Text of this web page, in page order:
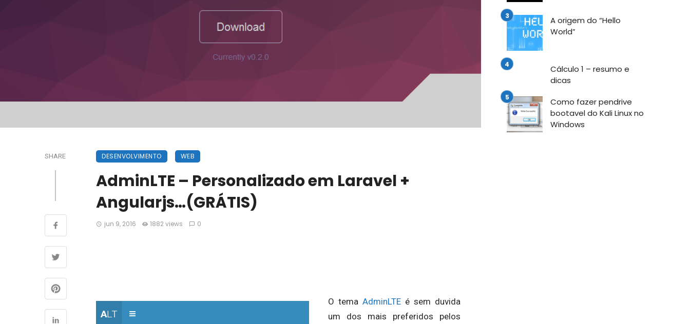
SHARE DESENVOLVIMENTO WEB
AdminLTE – Personalizado em Laravel +
Angularjs…(GRÁTIS)
jun 9, 2016 1882 views 0
O temaAdminLTE é sem duvida
um dos mais preferidos pelos
A origem do “Hello
World”
Cálculo 1 – resumo e
dicas
Como fazer pendrive
bootavel do Kali Linux no
Windows